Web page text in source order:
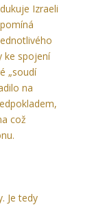
Izraeli
ke spojení
„soudí
na
což
Je tedy